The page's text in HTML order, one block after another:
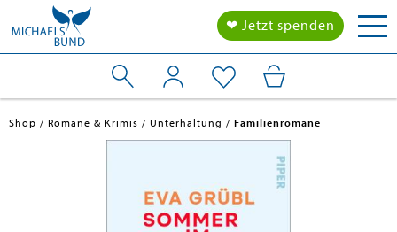
❤ Jetzt spenden
Shop Romane & Krimis Unterhaltung Familienromane